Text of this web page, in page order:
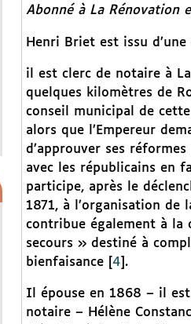
Abonné à La Rénovation
Henri Briet est issu
il est clerc de notaire à
quelques kilomètres de
conseil municipal de
alors que l’Empereur
d’approuver ses
avec les républicains en
participe, après le
1871, à l’organisation de
contribue également à la
secours » destiné à
bienfaisance[ 4 .
Il épouse en 1868 – il
notaire – Hélène